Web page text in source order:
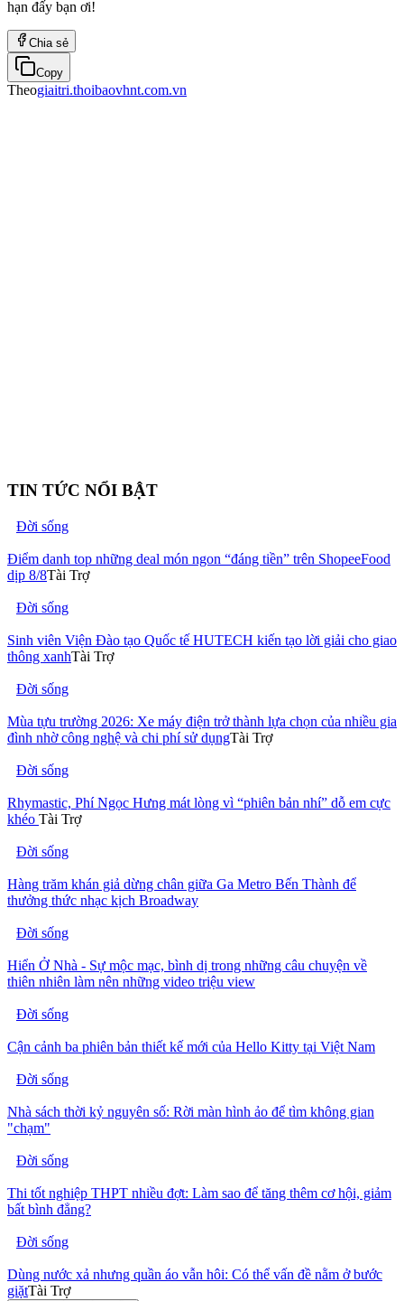
hạn đấy bạn ơi!
Chia sẻ
Copy
Theogiaitri.thoibaovhnt.com.vn
TIN TỨC NỔI BẬT
Đời sống
Điểm danh top những deal món ngon “đáng tiền” trên ShopeeFood
dịp 8/8Tài Trợ
Đời sống
Sinh viên Viện Đào tạo Quốc tế HUTECH kiến tạo lời giải cho giao
thông xanhTài Trợ
Đời sống
Mùa tựu trường 2026: Xe máy điện trở thành lựa chọn của nhiều gia
đình nhờ công nghệ và chi phí sử dụngTài Trợ
Đời sống
Rhymastic, Phí Ngọc Hưng mát lòng vì “phiên bản nhí” dỗ em cực
khéo Tài Trợ
Đời sống
Hàng trăm khán giả dừng chân giữa Ga Metro Bến Thành để
thưởng thức nhạc kịch Broadway
Đời sống
Hiển Ở Nhà - Sự mộc mạc, bình dị trong những câu chuyện về
thiên nhiên làm nên những video triệu view
Đời sống
Cận cảnh ba phiên bản thiết kế mới của Hello Kitty tại Việt Nam
Đời sống
Nhà sách thời kỷ nguyên số: Rời màn hình ảo để tìm không gian
"chạm"
Đời sống
Thi tốt nghiệp THPT nhiều đợt: Làm sao để tăng thêm cơ hội, giảm
bất bình đẳng?
Đời sống
Dùng nước xả nhưng quần áo vẫn hôi: Có thể vấn đề nằm ở bước
giặtTài Trợ